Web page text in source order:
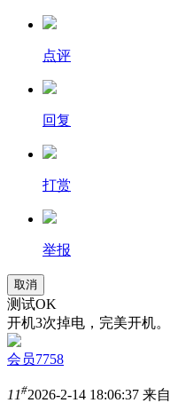
点评
回复
打赏
举报
取消
测试OK
开机3次掉电，完美开机。
会员7758
11#2026-2-14 18:06:37 来自